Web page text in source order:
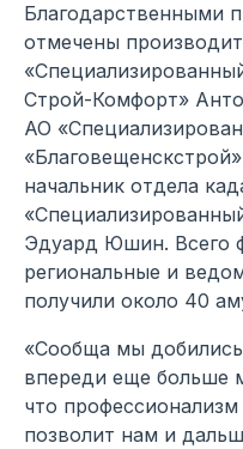
Благодарственными
отмечены
Строй-Комфорт»
АО
начальник отдела
Эдуард Юшин. Всего
региональные и
получили около 40
«Сообща мы добились
впереди еще больше
что
позволит нам и